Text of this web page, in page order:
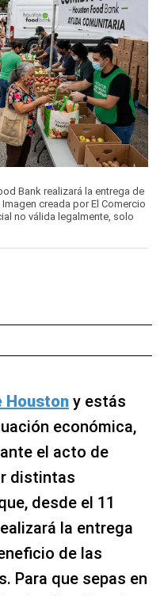
Bank realizará la entrega de
creada por El Comercio
no válida legalmente, solo
Houston y estás
económica,
el acto de
distintas
desde el 11
la entrega
de las
Para que sepas en